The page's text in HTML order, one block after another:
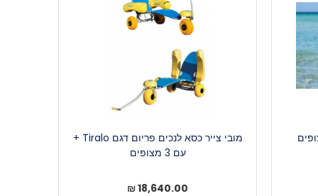
מובי צייר כסא לנכים פריום דגם Tiralo +
עם 3 מצופים
18,640.00 ₪